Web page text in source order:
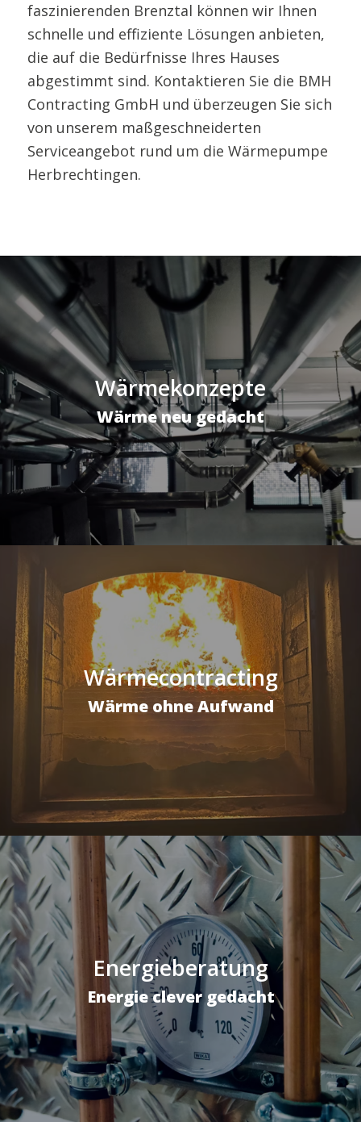
faszinierenden Brenztal können wir Ihnen
schnelle und effiziente Lösungen anbieten,
die auf die Bedürfnisse Ihres Hauses
abgestimmt sind. Kontaktieren Sie die BMH
Contracting GmbH und überzeugen Sie sich
von unserem maßgeschneiderten
Serviceangebot rund um die Wärmepumpe
Herbrechtingen.
Wärmekonzepte
Wärme neu gedacht
Wärmecontracting
Wärme ohne Aufwand
Energieberatung
Energie clever gedacht